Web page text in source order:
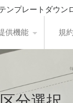
ンプレートダウ
供機能 規